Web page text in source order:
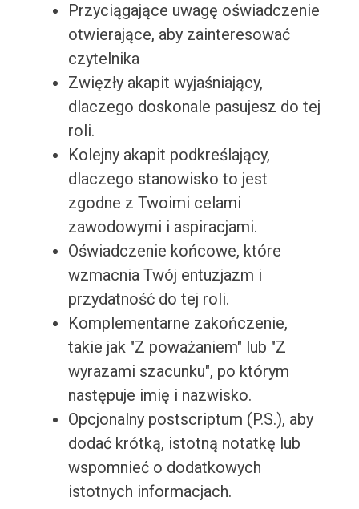
Przyciągające uwagę oświadczenie
otwierające, aby zainteresować
czytelnika
Zwięzły akapit wyjaśniający,
dlaczego doskonale pasujesz do tej
roli.
Kolejny akapit podkreślający,
dlaczego stanowisko to jest
zgodne z Twoimi celami
zawodowymi i aspiracjami.
Oświadczenie końcowe, które
wzmacnia Twój entuzjazm i
przydatność do tej roli.
Komplementarne zakończenie,
takie jak "Z poważaniem" lub "Z
wyrazami szacunku", po którym
następuje imię i nazwisko.
Opcjonalny postscriptum (P.S.), aby
dodać krótką, istotną notatkę lub
wspomnieć o dodatkowych
istotnych informacjach.